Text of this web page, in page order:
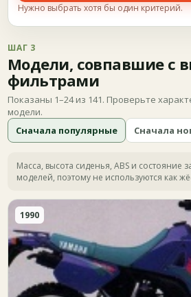
Нужно выбрать хотя бы один критерий.
ШАГ 3
Модели, совпавшие с
фильтрами
Показаны 1–24 из 141. Проверьте
модели.
Сначала популярные
Сначала
Масса, высота сиденья, ABS и состояние
моделей, поэтому не используются как
1990